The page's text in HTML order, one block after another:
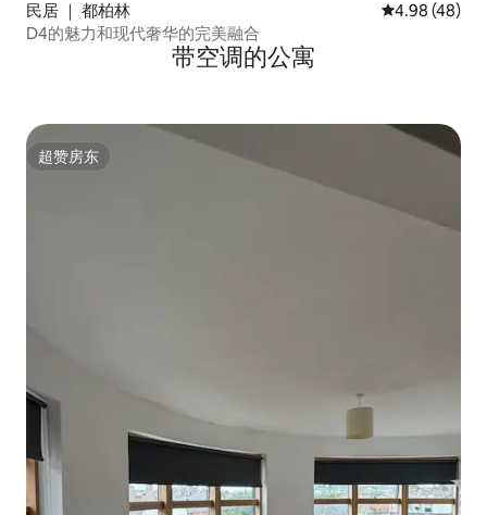
民居 ｜ 都柏林 平均评分
4.98 (48)
D4的魅力和现代奢华的完美融合
带空调的公寓
超赞房东
超赞房东